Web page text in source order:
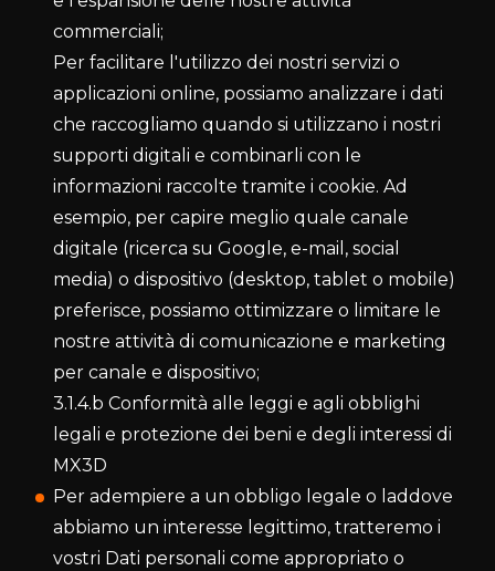
commerciali;
Per facilitare l'utilizzo dei nostri servizi o
applicazioni online, possiamo analizzare i dati
che raccogliamo quando si utilizzano i nostri
supporti digitali e combinarli con le
informazioni raccolte tramite i cookie. Ad
esempio, per capire meglio quale canale
digitale (ricerca su Google, e-mail, social
media) o dispositivo (desktop, tablet o mobile)
preferisce, possiamo ottimizzare o limitare le
nostre attività di comunicazione e marketing
per canale e dispositivo;
3.1.4.b Conformità alle leggi e agli obblighi
legali e protezione dei beni e degli interessi di
MX3D
Per adempiere a un obbligo legale o laddove
abbiamo un interesse legittimo, tratteremo i
vostri Dati personali come appropriato o